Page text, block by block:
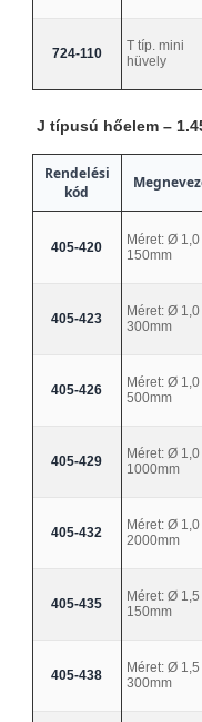
724-110
T típ. mini
hüvely
J típusú hőelem –
Rendelési
kód
405-420
Méret: Ø 1,0
150mm
405-423
Méret: Ø 1,0
300mm
405-426
Méret: Ø 1,0
500mm
405-429
Méret: Ø 1,0
1000mm
405-432
Méret: Ø 1,0
2000mm
405-435
Méret: Ø 1,5
150mm
405-438
Méret: Ø 1,5
300mm